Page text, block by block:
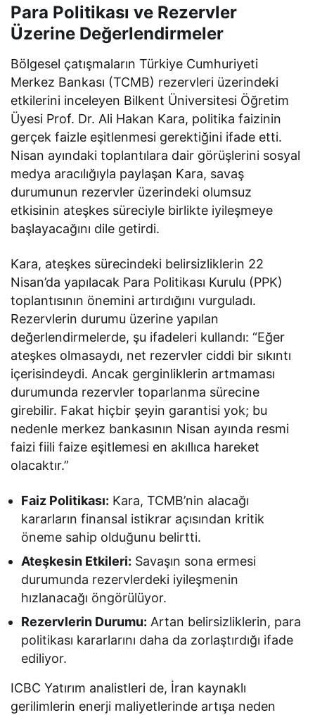
Para Politikası ve Rezervler
Üzerine Değerlendirmeler
Bölgesel çatışmaların Türkiye Cumhuriyeti
Merkez Bankası (TCMB) rezervleri üzerindeki
etkilerini inceleyen Bilkent Üniversitesi Öğretim
Üyesi Prof. Dr. Ali Hakan Kara, politika faizinin
gerçek faizle eşitlenmesi gerektiğini ifade etti.
Nisan ayındaki toplantılara dair görüşlerini sosyal
medya aracılığıyla paylaşan Kara, savaş
durumunun rezervler üzerindeki olumsuz
etkisinin ateşkes süreciyle birlikte iyileşmeye
başlayacağını dile getirdi.
Kara, ateşkes sürecindeki belirsizliklerin 22
Nisan’da yapılacak Para Politikası Kurulu (PPK)
toplantısının önemini artırdığını vurguladı.
Rezervlerin durumu üzerine yapılan
değerlendirmelerde, şu ifadeleri kullandı: “Eğer
ateşkes olmasaydı, net rezervler ciddi bir sıkıntı
içerisindeydi. Ancak gerginliklerin artmaması
durumunda rezervler toparlanma sürecine
girebilir. Fakat hiçbir şeyin garantisi yok; bu
nedenle merkez bankasının Nisan ayında resmi
faizi fiili faize eşitlemesi en akıllıca hareket
olacaktır.”
Faiz Politikası: Kara, TCMB’nin alacağı
kararların finansal istikrar açısından kritik
öneme sahip olduğunu belirtti.
Ateşkesin Etkileri: Savaşın sona ermesi
durumunda rezervlerdeki iyileşmenin
hızlanacağı öngörülüyor.
Rezervlerin Durumu: Artan belirsizliklerin, para
politikası kararlarını daha da zorlaştırdığı ifade
ediliyor.
ICBC Yatırım analistleri de, İran kaynaklı
gerilimlerin enerji maliyetlerinde artışa neden